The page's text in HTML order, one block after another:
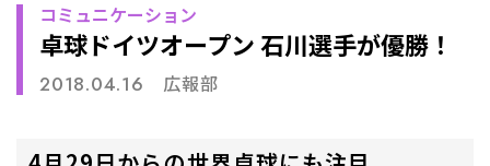
コミュニケーション
卓球ドイツオープン 石川選手が優勝！
2018.04.16 広報部